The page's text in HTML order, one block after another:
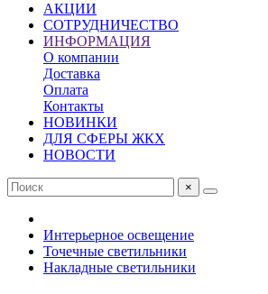
АКЦИИ
СОТРУДНИЧЕСТВО
ИНФОРМАЦИЯ
О компании
Доставка
Оплата
Контакты
НОВИНКИ
ДЛЯ СФЕРЫ ЖКХ
НОВОСТИ
×
Интерьерное освещение
Точечные светильники
Накладные светильники